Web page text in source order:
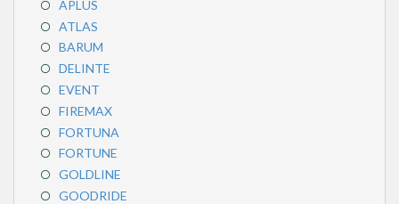
APLUS
ATLAS
BARUM
DELINTE
EVENT
FIREMAX
FORTUNA
FORTUNE
GOLDLINE
GOODRIDE